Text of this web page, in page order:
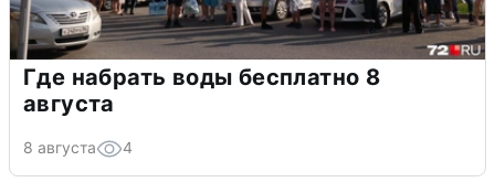
Где набрать воды бесплатно 8
августа
8 августа 4